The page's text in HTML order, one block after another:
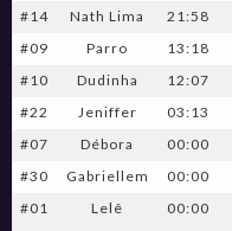
#14
Nath Lima 21:58
#09
Parro 13:18
#10
Dudinha 12:07
#22
Jeniffer 03:13
#07
Débora 00:00
#30
Gabriellem 00:00
#01
Lelê 00:00